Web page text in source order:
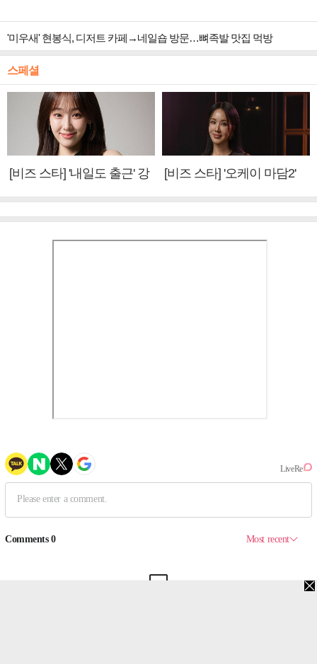
'미우새' 현봉식, 디저트 카페→네일숍 방문…뼈족발 맛집 먹방
스페셜
[비즈 스타] '내일도 출근' 강
[비즈 스타] '오케이 마담2'